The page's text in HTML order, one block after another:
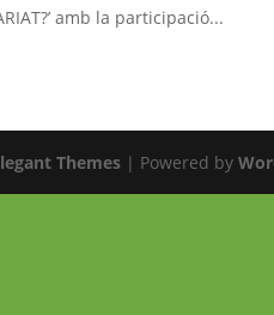
amb la participació...
Themes | Powered by